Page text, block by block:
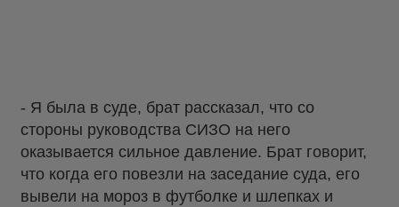
- Я была в суде, брат рассказал, что со
стороны руководства СИЗО на него
оказывается сильное давление. Брат говорит,
что когда его повезли на заседание суда, его
вывели на мороз в футболке и шлепках и